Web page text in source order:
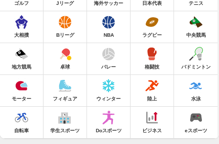
ゴルフ Jリーグ 海外サッカー 日本代表 テニス
大相撲 Bリーグ NBA ラグビー 中央競馬
地方競馬 卓球 バレー 格闘技 バドミントン
モーター フィギュア ウィンター 陸上 水泳
自転車 学生スポーツ Doスポーツ ビジネス eスポーツ